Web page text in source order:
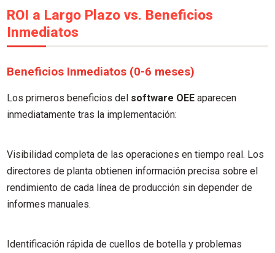
ROI a Largo Plazo vs. Beneficios
Inmediatos
Beneficios Inmediatos (0-6 meses)
Los primeros beneficios del software OEE aparecen
inmediatamente tras la implementación:
Visibilidad completa de las operaciones en tiempo real. Los
directores de planta obtienen información precisa sobre el
rendimiento de cada línea de producción sin depender de
informes manuales.
Identificación rápida de cuellos de botella y problemas